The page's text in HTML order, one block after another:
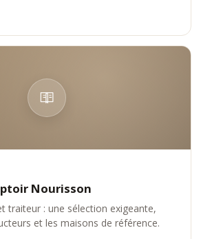
Nourisson
traiteur : une sélection exigeante,
et les maisons de référence.